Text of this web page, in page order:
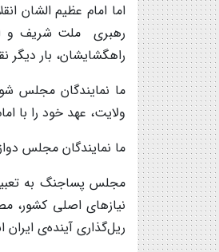
اما امام عظیم الشان
رهبری ملت شریف و
راهگشایشان، بار
ما نمایندگان مجلس
ولایت، عهد خود را با
ما نمایندگان مجلس
مجلس پساجنگ به
نیازهای اصلی کشور،
ریل‌گذاری آینده‌ی